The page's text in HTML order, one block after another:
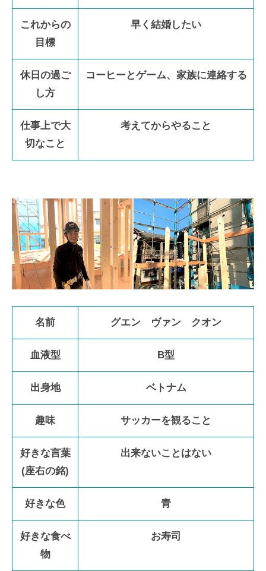
これからの
目標
早く結婚したい
休日の過ご
し方
コーヒーとゲーム、家族に連絡する
仕事上で大
切なこと
考えてからやること
名前 グエン ヴァン クオン
血液型 B型
出身地 ベトナム
趣味 サッカーを観ること
好きな言葉
(座右の銘)
出来ないことはない
好きな色 青
好きな食べ
物
お寿司